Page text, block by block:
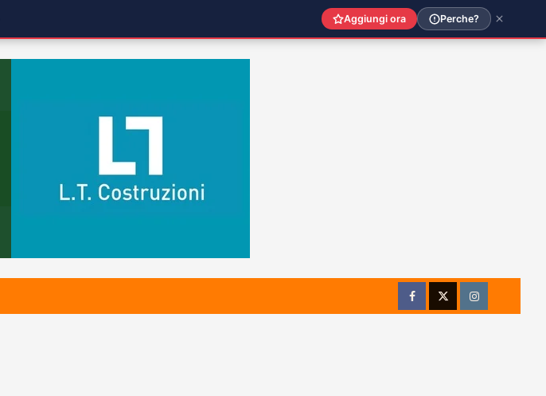
FacebookTwitterInstagram
Aggiungi ora Perche?